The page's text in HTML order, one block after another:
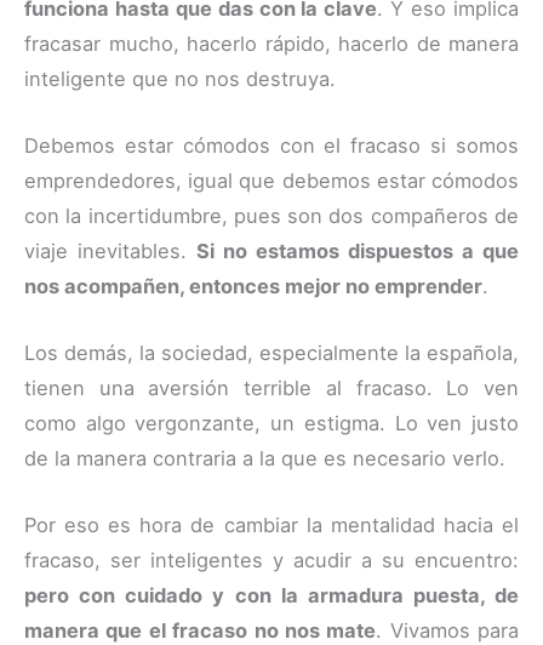
funciona hasta que das con la clave. Y eso implica
fracasar mucho, hacerlo rápido, hacerlo de manera
inteligente que no nos destruya.
Debemos estar cómodos con el fracaso si somos
emprendedores, igual que debemos estar cómodos
con la incertidumbre, pues son dos compañeros de
viaje inevitables. Si no estamos dispuestos a que
nos acompañen, entonces mejor no emprender.
Los demás, la sociedad, especialmente la española,
tienen una aversión terrible al fracaso. Lo ven
como algo vergonzante, un estigma. Lo ven justo
de la manera contraria a la que es necesario verlo.
Por eso es hora de cambiar la mentalidad hacia el
fracaso, ser inteligentes y acudir a su encuentro:
pero con cuidado y con la armadura puesta, de
manera que el fracaso no nos mate. Vivamos para